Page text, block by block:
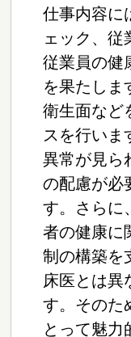
仕事内容に
ェック、
従業員の健
を果たし
衛生面など
スを行いま
異常が見ら
の配慮が必
す。さらに
者の健康に
制の構築
床医とは異
す。そのた
とって魅力